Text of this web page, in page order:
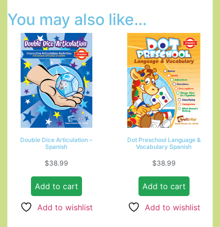
You may also like…
Double Dice Articulation –
Spanish
$38.99
Add to cart
Add to wishlist
Dot Preschool Language &
Vocabulary Spanish
$38.99
Add to cart
Add to wishlist